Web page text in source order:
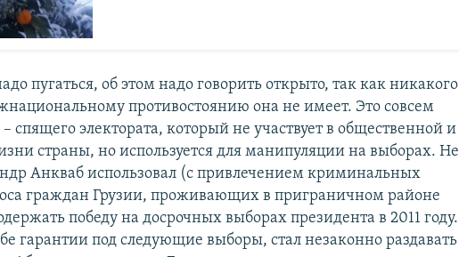
пугаться, об этом надо говорить открыто, так как никакого
противостоянию она не имеет. Это совсем
спящего электората, который не участвует в общественной и
страны, но используется для манипуляции на выборах. Не
Анкваб использовал (с привлечением криминальных
граждан Грузии, проживающих в приграничном районе
победу на досрочных выборах президента в 2011 году.
гарантии под следующие выборы, стал незаконно раздавать